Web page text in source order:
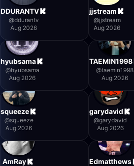
DDURANTV
@ddurantv
Aug 2026
jjstream
@jjstream
Aug 2026
hyubsama
@hyubsama
Aug 2026
TAEMIN1998
@taemin1998
Aug 2026
squeeze
@squeeze
Aug 2026
garydavid
@garydavid
Aug 2026
AmRay Edmatthews